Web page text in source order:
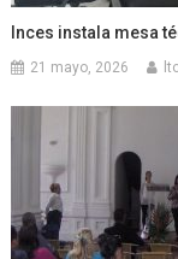
Inces instala mesa
21 mayo, 2026